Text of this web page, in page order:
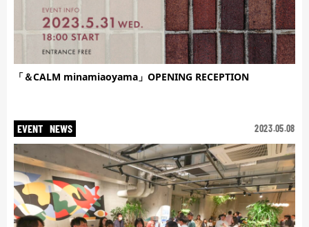
「＆CALM minamiaoyama」OPENING RECEPTION
EVENT NEWS 2023.05.08